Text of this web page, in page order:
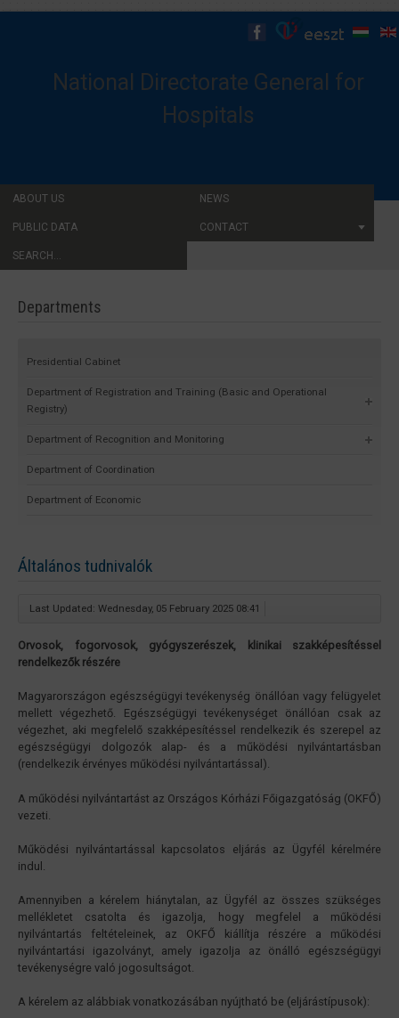
ABOUT US NEWS
PUBLIC DATA CONTACT
SEARCH...
National Directorate General for
Hospitals
Departments
Presidential Cabinet
Department of Registration and Training (Basic and Operational
Registry)
Department of Recognition and Monitoring
Department of Coordination
Department of Economic
Általános tudnivalók
Last Updated: Wednesday, 05 February 2025 08:41
Orvosok, fogorvosok, gyógyszerészek, klinikai szakképesítéssel
rendelkezők részére
Magyarországon egészségügyi tevékenység önállóan vagy felügyelet
mellett végezhető. Egészségügyi tevékenységet önállóan csak az
végezhet, aki megfelelő szakképesítéssel rendelkezik és szerepel az
egészségügyi dolgozók alap- és a működési nyilvántartásban
(rendelkezik érvényes működési nyilvántartással).
A működési nyilvántartást az Országos Kórházi Főigazgatóság (OKFŐ)
vezeti.
Működési nyilvántartással kapcsolatos eljárás az Ügyfél kérelmére
indul.
Amennyiben a kérelem hiánytalan, az Ügyfél az összes szükséges
mellékletet csatolta és igazolja, hogy megfelel a működési
nyilvántartás feltételeinek, az OKFŐ kiállítja részére a működési
nyilvántartási igazolványt, amely igazolja az önálló egészségügyi
tevékenységre való jogosultságot.
A kérelem az alábbiak vonatkozásában nyújtható be (eljárástípusok):